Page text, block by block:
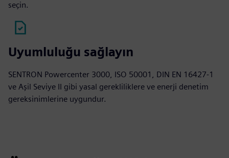
seçin.
Uyumluluğu sağlayın
SENTRON Powercenter 3000, ISO 50001, DIN EN 16427-1
ve Aşil Seviye II gibi yasal gerekliliklere ve enerji denetim
gereksinimlerine uygundur.